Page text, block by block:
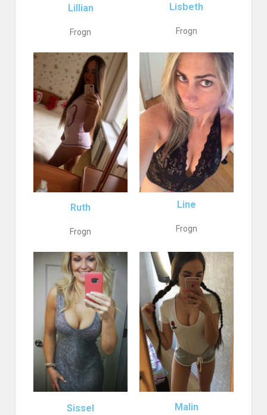
Lillian
Frogn
Lisbeth
Frogn
Ruth
Frogn
Line
Frogn
Sissel Malin